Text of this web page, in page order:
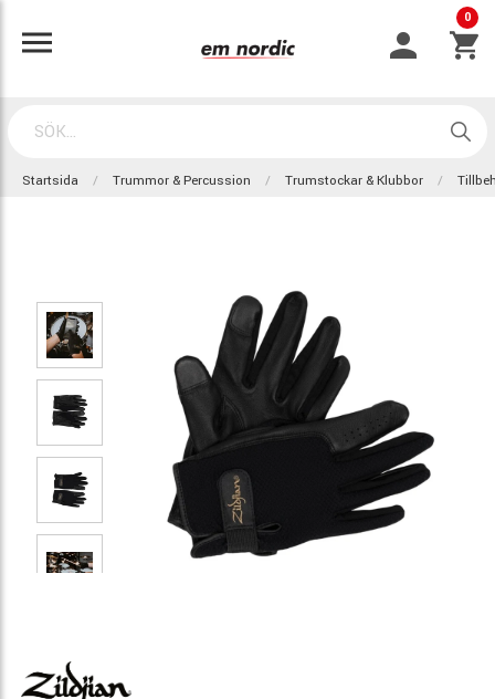
0
Startsida Trummor & Percussion Trumstockar & Klubbor